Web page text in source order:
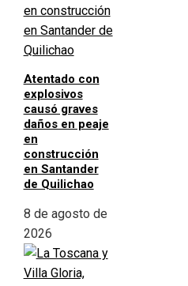
Atentado con
explosivos
causó graves
daños en peaje
en
construcción
en Santander
de Quilichao
8 de agosto de
2026